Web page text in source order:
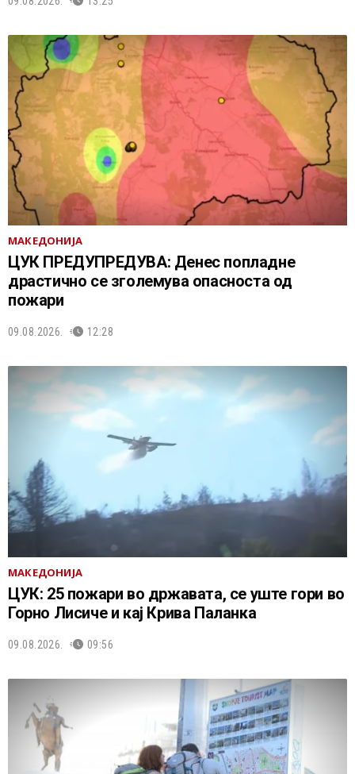
МАКЕДОНИЈА
ЦУК ПРЕДУПРЕДУВА: Денес попладне
драстично се зголемува опасноста од
пожари
09.08.2026. 12:28
МАКЕДОНИЈА
ЦУК: 25 пожари во државата, се уште гори во
Горно Лисиче и кај Крива Паланка
09.08.2026. 09:56